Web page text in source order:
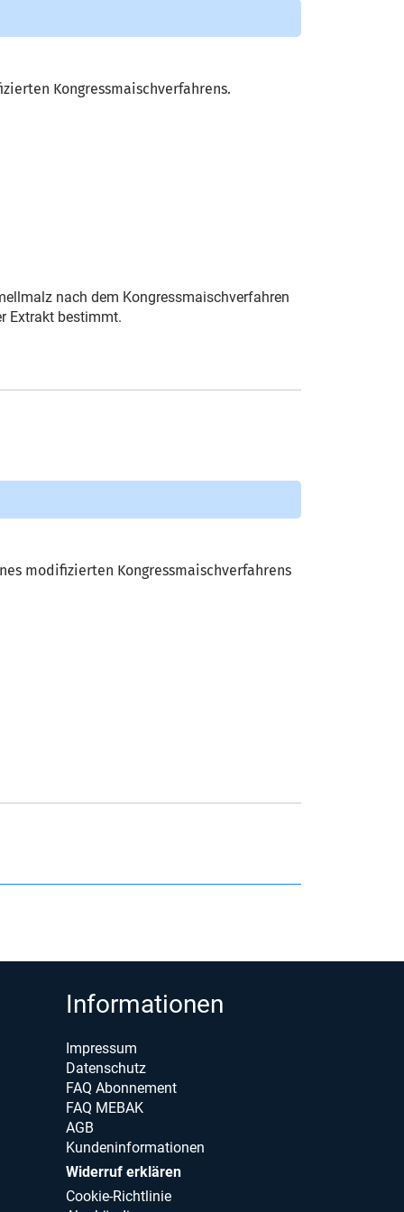
Kongressmaischverfahrens.
nach dem Kongressmaischverfahren
Extrakt bestimmt.
modifizierten Kongressmaischverfahrens
Informationen
Impressum
Datenschutz
FAQ Abonnement
FAQ MEBAK
AGB
Kundeninformationen
Widerruf erklären
Cookie-Richtlinie